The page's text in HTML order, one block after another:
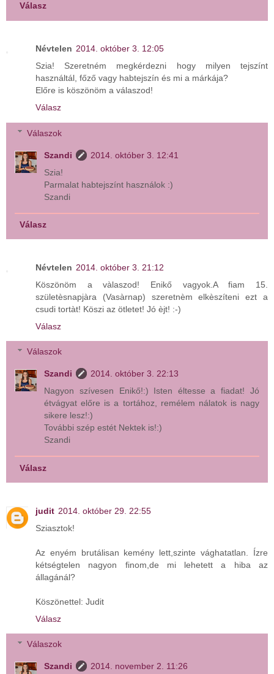
Válasz
Névtelen 2014. október 3. 12:05
Szia! Szeretném megkérdezni hogy milyen tejszínt
használtál, főző vagy habtejszín és mi a márkája?
Előre is köszönöm a válaszod!
Válasz
Válaszok
Szandi
2014. október 3. 12:41
Szia!
Parmalat habtejszínt használok :)
Szandi
Válasz
Névtelen 2014. október 3. 21:12
Köszönöm a vàlaszod! Enikő vagyok.A fiam 15.
születèsnapjàra (Vasàrnap) szeretnèm elkèszíteni ezt a
csudi tortàt! Köszi az ötletet! Jó èjt! :-)
Válasz
Válaszok
Szandi
2014. október 3. 22:13
Nagyon szívesen Enikő!:) Isten éltesse a fiadat! Jó
étvágyat előre is a tortához, remélem nálatok is nagy
sikere lesz!:)
További szép estét Nektek is!:)
Szandi
Válasz
judit 2014. október 29. 22:55
Sziasztok!
Az enyém brutálisan kemény lett,szinte vághatatlan. Ízre
kétségtelen nagyon finom,de mi lehetett a hiba az
állagánál?
Köszönettel: Judit
Válasz
Válaszok
Szandi 2014. november 2. 11:26